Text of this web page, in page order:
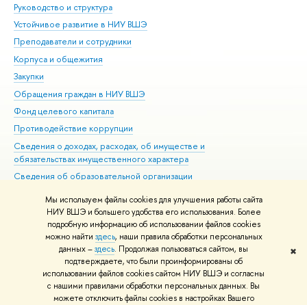
Мы используем файлы cookies для улучшения работы сайта
НИУ ВШЭ и большего удобства его использования. Более
подробную информацию об использовании файлов cookies
можно найти здесь, наши правила обработки персональных
данных –здесь. Продолжая пользоваться сайтом, вы
подтверждаете, что были проинформированы об
использовании файлов cookies сайтом НИУ ВШЭ и согласны
с нашими правилами обработки персональных данных. Вы
можете отключить файлы cookies в настройках Вашего
✖
Руководство и структура
Устойчивое развитие в НИУ ВШЭ
Преподаватели и сотрудники
Корпуса и общежития
Закупки
Обращения граждан в НИУ ВШЭ
Фонд целевого капитала
Противодействие коррупции
Сведения о доходах, расходах, об имуществе и
обязательствах имущественного характера
Сведения об образовательной организации
Людям с ограниченными возможностями здоровья
Единая платежная страница
Работа в Вышке
© НИУ ВШЭ 1993–2026 Адреса и контакты Условия использования
материалов Политика конфиденциальности Карта сайта
Шрифты HSE Sans и HSE Slab разработаны вШколе дизайна НИУ ВШЭ